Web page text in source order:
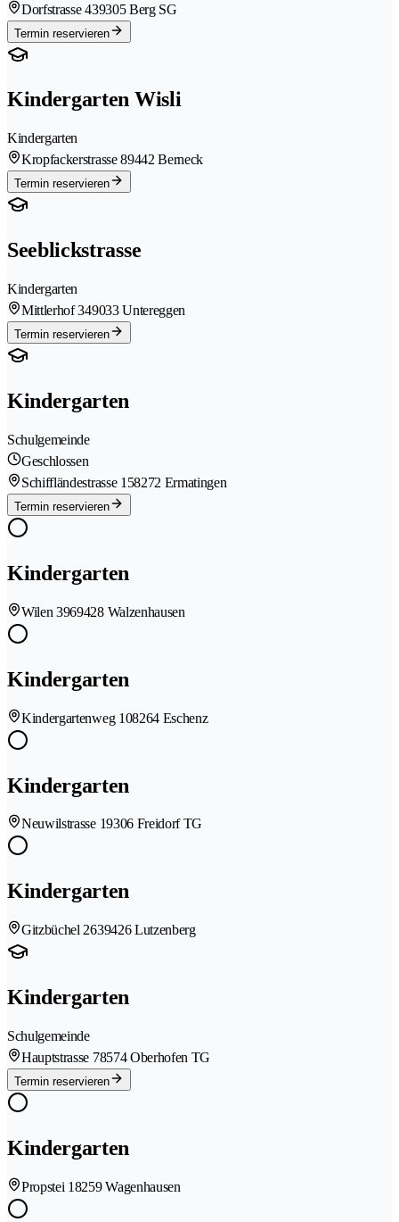
Dorfstrasse 439305 Berg SG
Termin reservieren
Kindergarten Wisli
Kindergarten
Kropfackerstrasse 89442 Berneck
Termin reservieren
Seeblickstrasse
Kindergarten
Mittlerhof 349033 Untereggen
Termin reservieren
Kindergarten
Schulgemeinde
Geschlossen
Schiffländestrasse 158272 Ermatingen
Termin reservieren
Kindergarten
Wilen 3969428 Walzenhausen
Kindergarten
Kindergartenweg 108264 Eschenz
Kindergarten
Neuwilstrasse 19306 Freidorf TG
Kindergarten
Gitzbüchel 2639426 Lutzenberg
Kindergarten
Schulgemeinde
Hauptstrasse 78574 Oberhofen TG
Termin reservieren
Kindergarten
Propstei 18259 Wagenhausen